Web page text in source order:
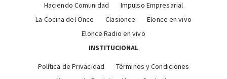
Haciendo Comunidad
Impulso Empresarial
La Cocina del Once
Clasionce
Elonce en vivo
Elonce Radio en vivo
INSTITUCIONAL
Política de Privacidad
Términos y Condiciones